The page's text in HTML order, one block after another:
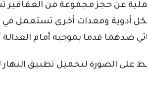
عن حجز مجموعة من العقاقير
أدوية ومعدات أخرى تستعمل في
ضدهما قدما بموجبه أمام
الصورة لتحميل تطبيق النهار